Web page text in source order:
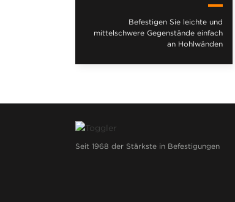
Befestigen Sie leichte und
mittelschwere Gegenstände einfach
an Hohlwänden
Seit 1968 der Stärkste in Befestigungen